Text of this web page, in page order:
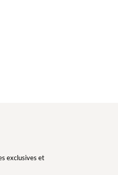
exclusives et